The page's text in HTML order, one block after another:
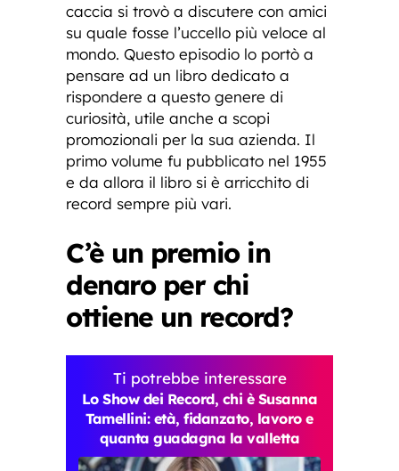
caccia si trovò a discutere con amici
su quale fosse l’uccello più veloce al
mondo. Questo episodio lo portò a
pensare ad un libro dedicato a
rispondere a questo genere di
curiosità, utile anche a scopi
promozionali per la sua azienda. Il
primo volume fu pubblicato nel 1955
e da allora il libro si è arricchito di
record sempre più vari.
C’è un premio in
denaro per chi
ottiene un record?
Ti potrebbe interessare
Lo Show dei Record, chi è Susanna
Tamellini: età, fidanzato, lavoro e
quanta guadagna la valletta